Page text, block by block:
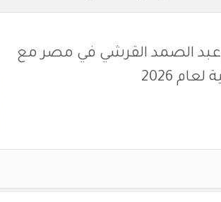
الصمد القرشي في مصر مع
2026